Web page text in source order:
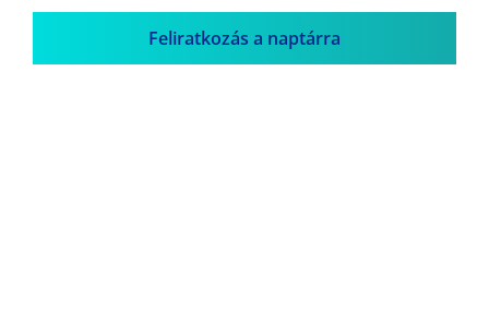
Feliratkozás a naptárra